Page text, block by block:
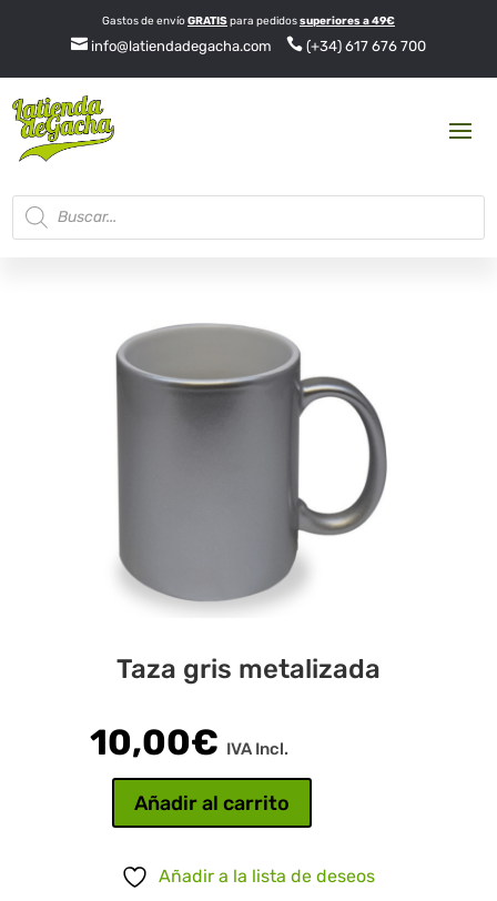
Gastos de envíoGRATISpara pedidossuperiores a 49€
info@latiendadegacha.com (+34) 617 676 700
Búsqueda
de
productos
Taza gris metalizada
10,00€ IVA Incl.
metalizada
Añadir al carrito
Añadir a la lista de deseos